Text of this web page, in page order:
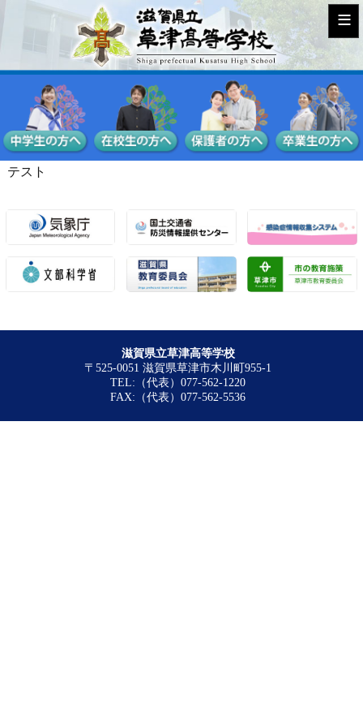
≡
テスト
滋賀県立草津高等学校
〒525-0051 滋賀県草津市木川町955-1
TEL:（代表）077-562-1220
FAX:（代表）077-562-5536